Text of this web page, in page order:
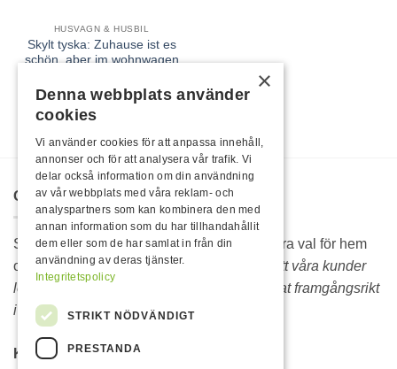
HUSVAGN & HUSBIL
Skylt tyska: Zuhause ist es
schön, aber im wohnwagen
79,00kr
OM OSS
Sedan 1986 är Rojo hela Sveriges självklara val för hem
och fritidsprodukter.Vi lever vidare därför att våra kunder
lever vidare. Sortimentet hos Rojo är bevisat framgångsrikt
i över 35 år.
KONTAKTA OSS
×
Denna webbplats använder
cookies
Vi använder cookies för att anpassa innehåll,
annonser och för att analysera vår trafik. Vi
delar också information om din användning
av vår webbplats med våra reklam- och
analyspartners som kan kombinera den med
annan information som du har tillhandahållit
dem eller som de har samlat in från din
användning av deras tjänster.
Integritetspolicy
STRIKT NÖDVÄNDIGT
PRESTANDA